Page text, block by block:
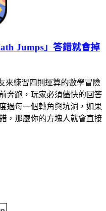
Jumps」答錯就會掉
來練習四則運算的數學冒險
奔跑，玩家必須儘快的回答
過每一個轉角與坑洞，如果
，那麼你的方塊人就會直接